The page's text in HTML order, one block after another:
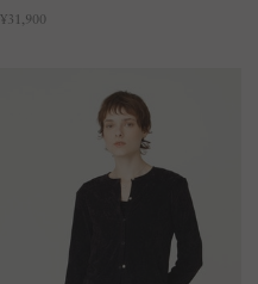
¥31,900